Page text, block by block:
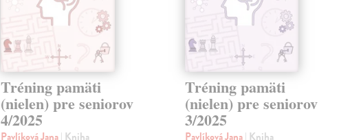
Tréning pamäti
(nielen) pre seniorov
4/2025
Pavlíková Jana| Kniha
Tréning pamäti
(nielen) pre seniorov
3/2025
Pavlíková Jana| Kniha